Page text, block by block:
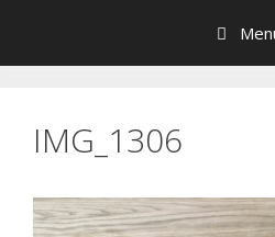
indhold
IMG_1306